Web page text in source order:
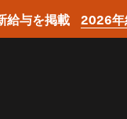
給与を掲載
2026年